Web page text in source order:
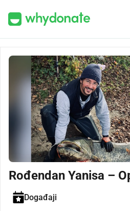
Rođendan Yanisa –
Događaji